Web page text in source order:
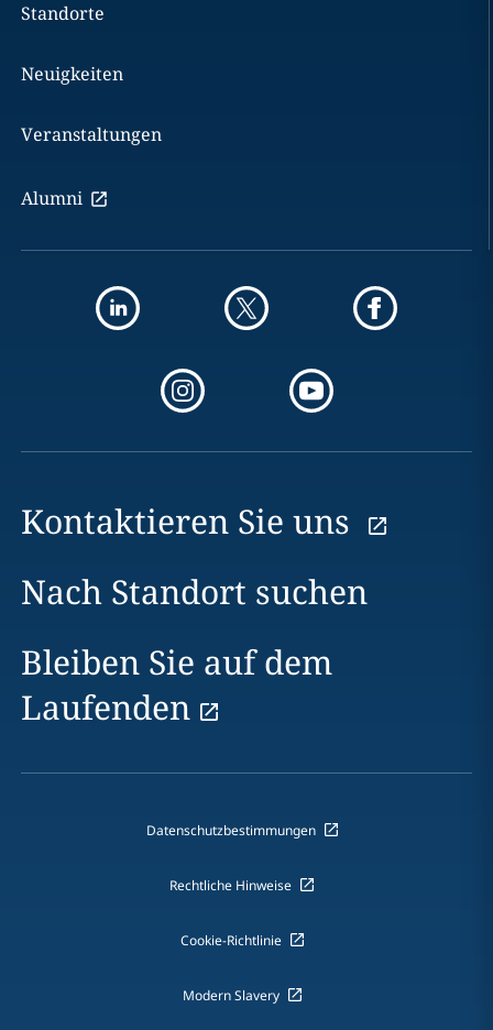
Standorte
Neuigkeiten
Veranstaltungen
Alumni
Kontaktieren Sie uns
Nach Standort suchen
Bleiben Sie auf dem
Laufenden
Datenschutzbestimmungen
Rechtliche Hinweise
Cookie-Richtlinie
Modern Slavery